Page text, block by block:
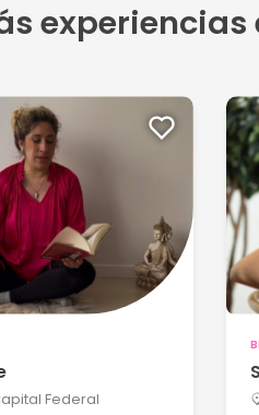
experiencias
Federal